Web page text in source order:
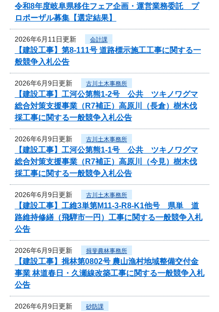
令和8年度岐阜県移住フェア企画・運営業務委託 プ
ロポーザル募集【選定結果】
2026年6月11日更新 会計課
【建設工事】第8-111号 道路標示施工工事に関する一
般競争入札公告
2026年6月9日更新 古川土木事務所
【建設工事】工河公第熊1-2号 公共 ツキノワグマ
総合対策支援事業（R7補正）高原川（長倉）樹木伐
採工事に関する一般競争入札公告
2026年6月9日更新 古川土木事務所
【建設工事】工河公第熊1-1号 公共 ツキノワグマ
総合対策支援事業（R7補正）高原川（今見）樹木伐
採工事に関する一般競争入札公告
2026年6月9日更新 古川土木事務所
【建設工事】工維3単第M11-3-R8-K1他号 県単 道
路維持修繕（飛騨市一円）工事に関する一般競争入札
公告
2026年6月9日更新 揖斐農林事務所
【建設工事】揖林第0802号 農山漁村地域整備交付金
事業 林道春日・久瀬線改築工事に関する一般競争入札
公告
2026年6月9日更新 砂防課